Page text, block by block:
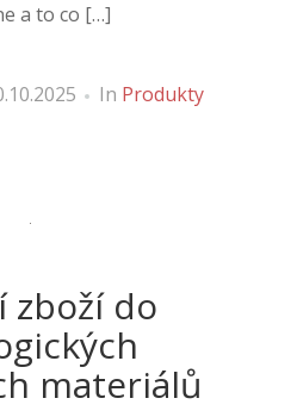
a to co […]
In Produkty
zboží do
materiálů